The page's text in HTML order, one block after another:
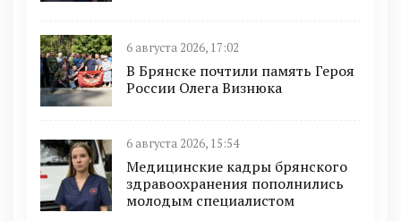
6 августа 2026, 17:02
В Брянске почтили память Героя
России Олега Визнюка
6 августа 2026, 15:54
Медицинские кадры брянского
здравоохранения пополнились
молодым специалистом